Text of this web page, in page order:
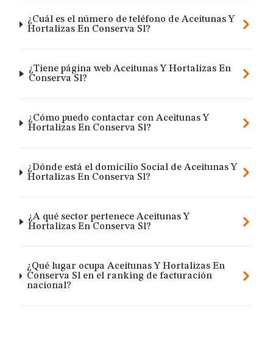
¿Cuál es el número de teléfono de Aceitunas Y
Hortalizas En Conserva Sl?
¿Tiene página web Aceitunas Y Hortalizas En
Conserva Sl?
¿Cómo puedo contactar con Aceitunas Y
Hortalizas En Conserva Sl?
¿Dónde está el domicilio Social de Aceitunas Y
Hortalizas En Conserva Sl?
¿A qué sector pertenece Aceitunas Y
Hortalizas En Conserva Sl?
¿Qué lugar ocupa Aceitunas Y Hortalizas En
Conserva Sl en el ranking de facturación
nacional?